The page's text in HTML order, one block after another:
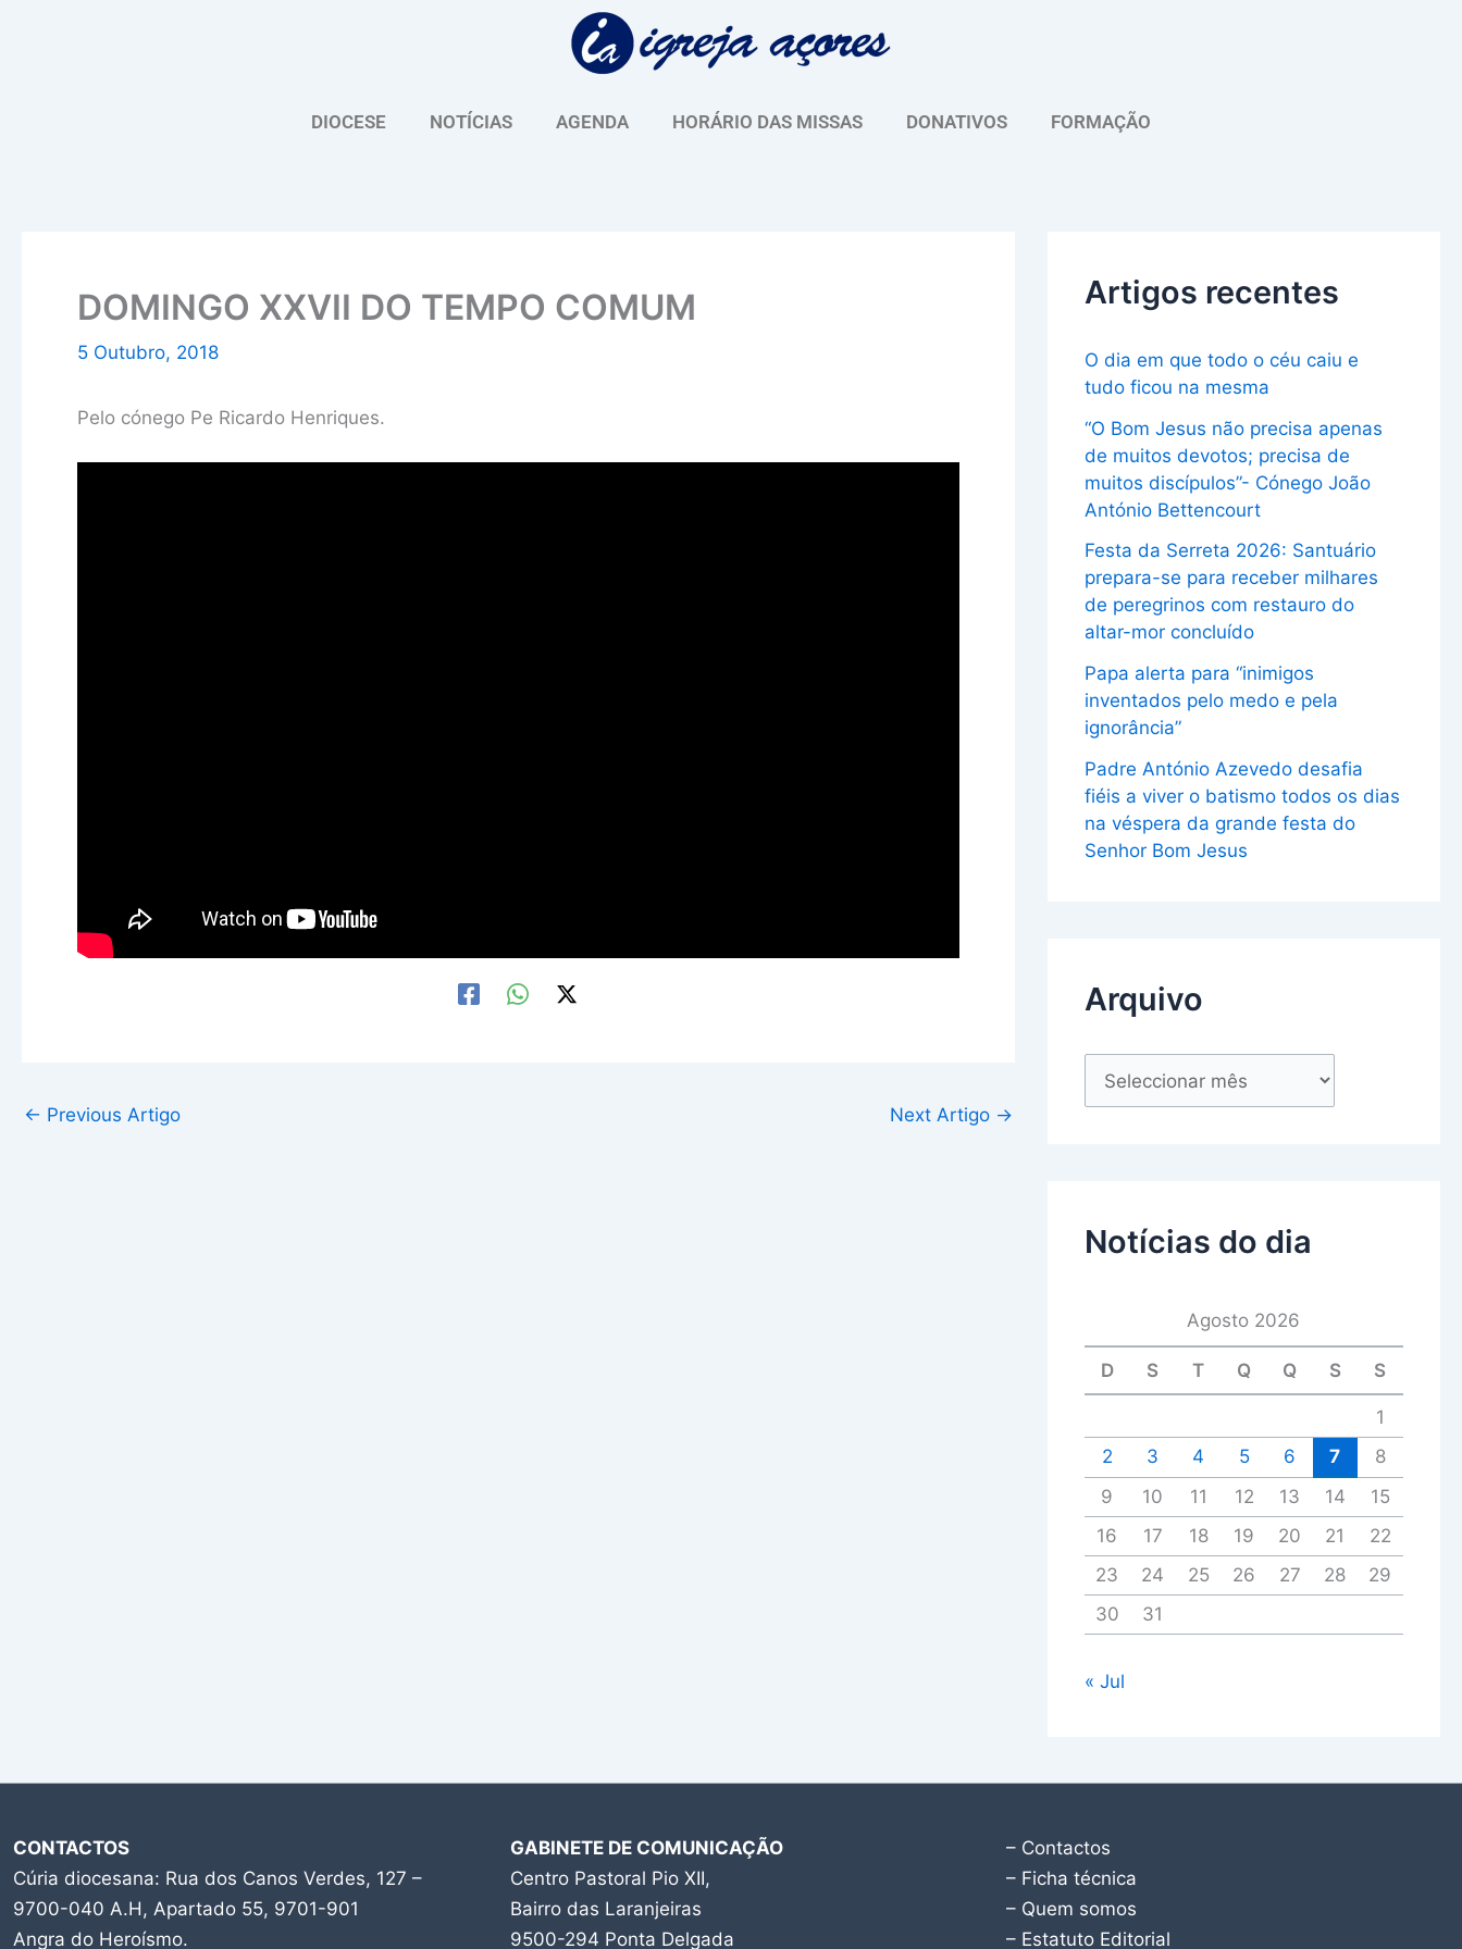
DIOCESE NOTÍCIAS AGENDA HORÁRIO DAS MISSAS DONATIVOS FORMAÇÃO
DOMINGO XXVII DO TEMPO COMUM
5 Outubro, 2018
Pelo cónego Pe Ricardo Henriques.
← Previous Artigo Next Artigo →
Artigos recentes
O dia em que todo o céu caiu e
tudo ficou na mesma
“O Bom Jesus não precisa apenas
de muitos devotos; precisa de
muitos discípulos”- Cónego João
António Bettencourt
Festa da Serreta 2026: Santuário
prepara-se para receber milhares
de peregrinos com restauro do
altar-mor concluído
Papa alerta para “inimigos
inventados pelo medo e pela
ignorância”
Padre António Azevedo desafia
fiéis a viver o batismo todos os dias
na véspera da grande festa do
Senhor Bom Jesus
Arquivo
u
Notícias do dia
Agosto 2026
D S T Q Q S S
1
2
3 4 5 6 7
8
9
10 11 12 13 14
15
16
17 18 19 20 21
22
23
24 25 26 27 28
29
30
31
« Jul
CONTACTOS
Cúria diocesana: Rua dos Canos Verdes, 127 –
9700-040 A.H, Apartado 55, 9701-901
Angra do Heroísmo.
GABINETE DE COMUNICAÇÃO
Centro Pastoral Pio XII,
Bairro das Laranjeiras
9500-294 Ponta Delgada
– Contactos
– Ficha técnica
– Quem somos
– Estatuto Editorial